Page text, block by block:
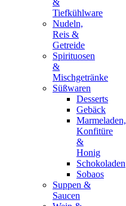
&
Tiefkühlware
Nudeln,
Reis &
Getreide
Spirituosen
&
Mischgetränke
Süßwaren
Desserts
Gebäck
Marmeladen,
Konfitüre
&
Honig
Schokoladen
Sobaos
Suppen &
Saucen